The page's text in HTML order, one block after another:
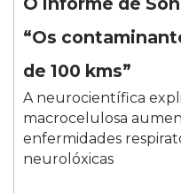
“Os
de 100 kms”
A neurocientífica
macrocelulosa
enfermidades
neurolóxicas